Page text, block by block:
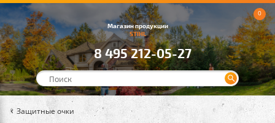
Магазин продукции
STIHL
8 495 212-05-27
0
Защитные очки